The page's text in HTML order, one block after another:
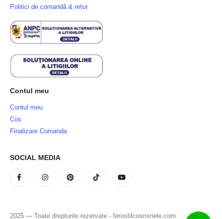
Politici de comandă & retur
Contul meu
Contul meu
Cos
Finalizare Comanda
SOCIAL MEDIA
2025 — Toate drepturile rezervate - ferostilcosminele.com.